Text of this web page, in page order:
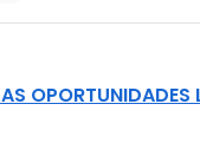
OPORTUNIDADES